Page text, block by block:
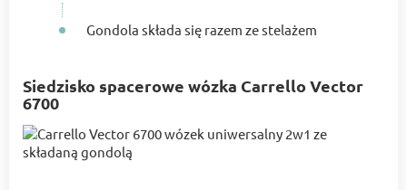
Gondola składa się razem ze stelażem
Siedzisko spacerowe wózka Carrello Vector
6700